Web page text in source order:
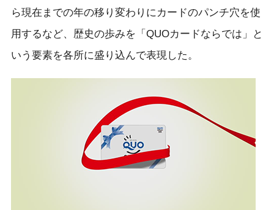
ら現在までの年の移り変わりにカードのパンチ穴を使
用するなど、歴史の歩みを「QUOカードならでは」と
いう要素を各所に盛り込んで表現した。